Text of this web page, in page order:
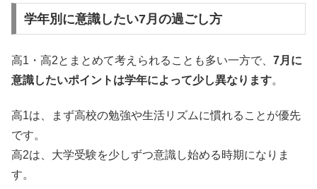
学年別に意識したい7月の過ごし方
高1・高2とまとめて考えられることも多い一方で、 7月に
意識したいポイントは学年によって少し異なります。
高1は、まず高校の勉強や生活リズムに慣れることが優先
です。
高2は、大学受験を少しずつ意識し始める時期になりま
す。